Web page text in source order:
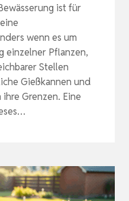
ist für
wenn es um
einzelner Pflanzen,
Stellen
Gießkannen und
Grenzen. Eine